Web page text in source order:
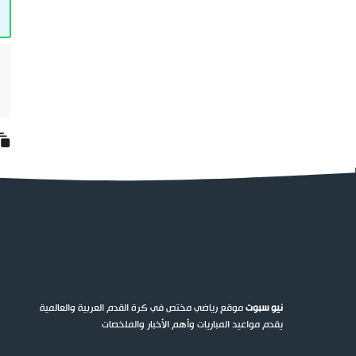
نيو سبوتموقع رياضي مختص في كرة القدم العربية والعالمية
يقدم مواعيد المباريات وأهم الأخبار والملخصات